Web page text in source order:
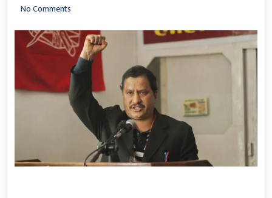
No Comments